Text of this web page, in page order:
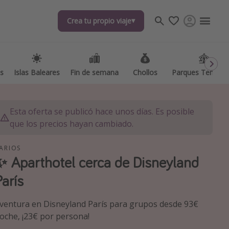
Crea tu propio viaje
Islas Baleares Fin de semana Chollos Parques
Crea tu propio viaje
Islas Baleares Fin de semana Chollos Parques
destinos
Esta oferta se publicó hace unos días. Es posible
que los precios hayan cambiado.
Aparthotel cerca de Disneyland
en Disneyland París para grupos desde 93€
¡23€ por persona!